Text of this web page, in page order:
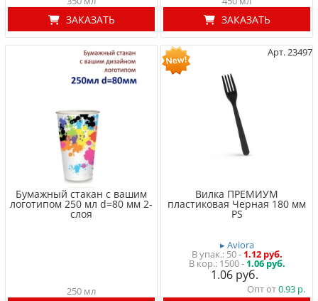
ЗАКАЗАТЬ ЗАКАЗАТЬ
Бумажный стакан с вашим
логотипом 250 мл d=80 мм 2-
слоя
250 мл
Арт. 23497
Вилка ПРЕМИУМ
пластиковая Черная 180 мм
PS
▸ Aviora
50- 1.12 руб.
1500 - 1.06 руб.
1.06
Опт от0.93